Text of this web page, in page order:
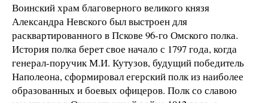
Воинский храм благоверного великого князя
Александра Невского был выстроен для
расквартированного в Пскове 96-го Омского полка.
История полка берет свое начало с 1797 года, когда
генерал-поручик М.И. Кутузов, будущий победитель
Наполеона, сформировал егерский полк из наиболее
образованных и боевых офицеров. Полк со славою